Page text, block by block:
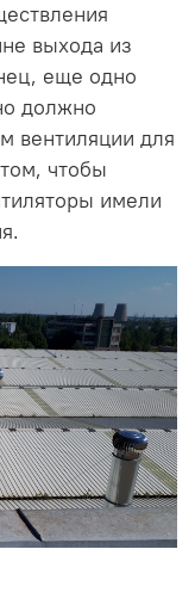
выхода из
еще одно
должно
вентиляции для
чтобы
имели